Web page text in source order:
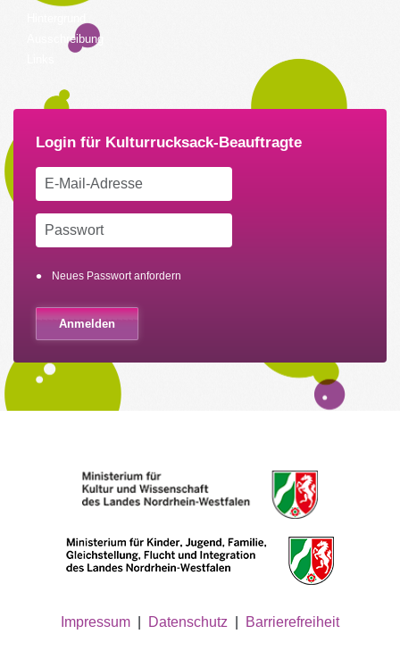
Ausschreibung
Neues Passwort anfordern
Impressum Datenschutz Barrierefreiheit